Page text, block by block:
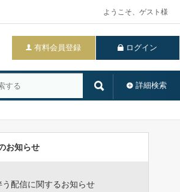
ようこそ、ゲスト様
有料会員登録 ログイン
詳細検索
お知らせ
う配信に関するお知らせ